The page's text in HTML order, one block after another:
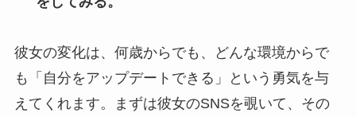
彼女の変化は、何歳からでも、どんな環境からで
も「自分をアップデートできる」という勇気を与
えてくれます。まずは彼女のSNSを覗いて、その